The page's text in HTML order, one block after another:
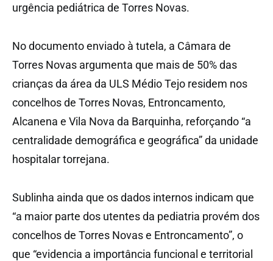
urgência pediátrica de Torres Novas.
No documento enviado à tutela, a Câmara de
Torres Novas argumenta que mais de 50% das
crianças da área da ULS Médio Tejo residem nos
concelhos de Torres Novas, Entroncamento,
Alcanena e Vila Nova da Barquinha, reforçando “a
centralidade demográfica e geográfica” da unidade
hospitalar torrejana.
Sublinha ainda que os dados internos indicam que
“a maior parte dos utentes da pediatria provém dos
concelhos de Torres Novas e Entroncamento”, o
que “evidencia a importância funcional e territorial